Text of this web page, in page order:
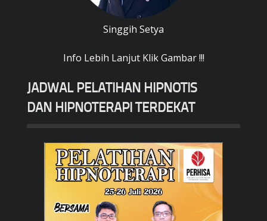
Singgih Setya
Info Lebih Lanjut Klik Gambar !!!
JADWAL PELATIHAN HIPNOTIS
DAN HIPNOTERAPI TERDEKAT